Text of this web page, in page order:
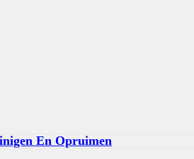
En Opruimen